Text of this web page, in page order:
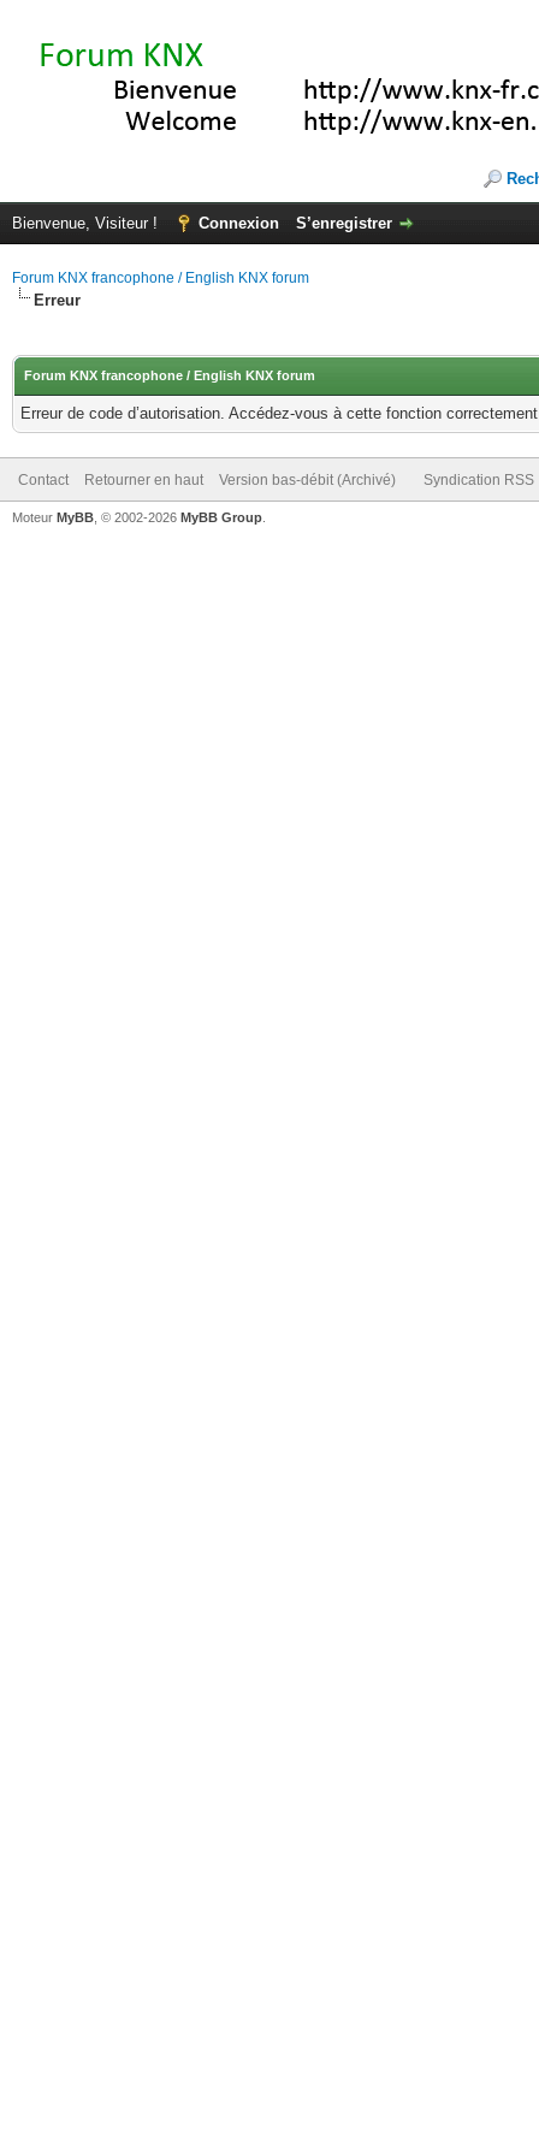
Bienvenue, Visiteur ! Connexion S’enregistrer
Forum KNX francophone / English KNX forum
Erreur
Forum KNX francophone / English KNX forum
Erreur de code d’autorisation. Accédez-vous à cette fonction
Contact Retourner en haut Version bas-débit (Archivé) Syndication RSS
Moteur MyBB , © 2002-2026 MyBB Group